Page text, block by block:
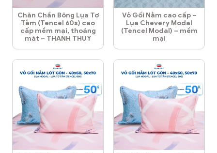
Chăn Chần Bông Lụa Tơ
Tằm (Tencel 60s) cao
cấp mềm mại, thoáng
mát – THANH THUY
Vỏ Gối Nằm cao cấp –
Lụa Chevery Modal
(Tencel Modal) – mềm
mại